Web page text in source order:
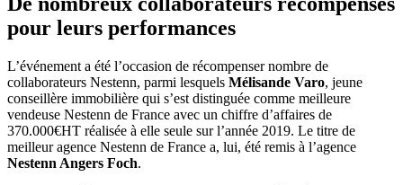
pour leurs performances
L’événement a été l’occasion de récompenser nombre de
collaborateurs Nestenn, parmi lesquels Mélisande Varo, jeune
conseillère immobilière qui s’est distinguée comme meilleure
vendeuse Nestenn de France avec un chiffre d’affaires de
370.000€HT réalisée à elle seule sur l’année 2019. Le titre de
meilleur agence Nestenn de France a, lui, été remis à l’agence
Nestenn Angers Foch.